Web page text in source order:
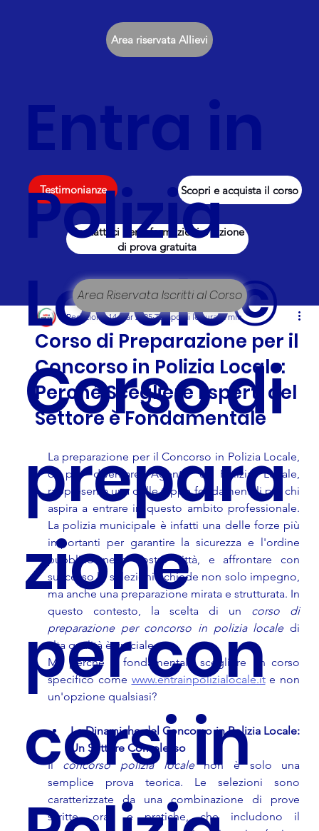
Contattaci per informazioni e lezione
di prova gratuita
Scopri e acquista il corso
Testimonianze
Entra in
Polizia
Locale©
Corso di
prepara
zione
per con
corsi in
Area riservata Allievi
Area Riservata Iscritti al Corso
Corso di Preparazione per il
Concorso in Polizia Locale:
Perché Scegliere Esperti del
Settore è Fondamentale
Redazione 14 mar 2025 Tempo di lettura: 2 min
La preparazione per il Concorso in Polizia Locale,
o per diventare Agente di Polizia Locale,
rappresenta una delle tappe fondamentali per chi
aspira a entrare in questo ambito professionale.
La polizia municipale è infatti una delle forze più
importanti per garantire la sicurezza e l'ordine
pubblico nelle nostre città, e affrontare con
successo le selezioni richiede non solo impegno,
ma anche una preparazione mirata e strutturata. In
questo contesto, la scelta di un corso di
preparazione per concorso in polizia locale di
alta qualità è cruciale.
Ma perché è fondamentale scegliere un corso
specifico come www.entrainpolizialocale.it e non
un'opzione qualsiasi?
Le Dinamiche del Concorso in Polizia Locale:
Un Settore Complesso
Il concorso polizia locale non è solo una
semplice prova teorica. Le selezioni sono
caratterizzate da una combinazione di prove
scritte, orali e pratiche, che includono il